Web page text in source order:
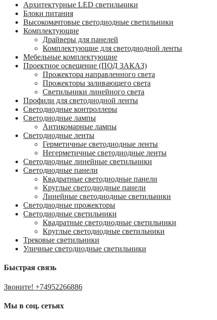
Архитектурные LED светильники
Блоки питания
Высокомачтовые светодиодные светильники
Комплектующие
Драйверы для панелей
Комплектующие для светодиодной ленты
Мебельные комплектующие
Проектное освещение (ПОД ЗАКАЗ)
Прожектора направленного света
Прожекторы заливающего света
Светильники линейного света
Профили для светодиодной ленты
Светодиодные контроллеры
Светодиодные лампы
Антикомарные лампы
Светодиодные ленты
Гермeтичные светодиодные ленты
Негерметичные светодиодные ленты
Светодиодные линейные светильники
Светодиодные панели
Квадратные светодиодные панели
Круглые светодиодные панели
Линейные светодиодные светильники
Светодиодные прожекторы
Светодиодные светильники
Квадратные светодиодные светильники
Круглые светодиодные светильники
Трековые светильники
Уличные светодиодные светильники
Быстрая связь
Звоните! +74952266886
Мы в соц. сетьях